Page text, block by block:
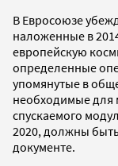
В Евросоюзе
наложенные в
европейскую
определенные
упомянутые в
необходимые для
спускаемого
2020, должны
документе.